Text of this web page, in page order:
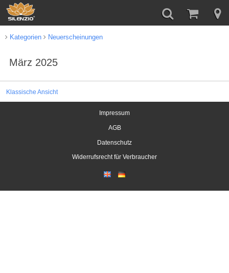
Kategorien Neuerscheinungen
März 2025
Klassische Ansicht
Impressum
AGB
Datenschutz
Widerrufsrecht für Verbraucher